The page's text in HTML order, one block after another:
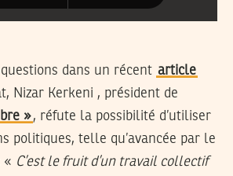
dans un récent article
Nizar Kerkeni , président de
», réfute la possibilité d’utiliser
politiques, telle qu’avancée par le
« C’est le fruit d’un travail collectif